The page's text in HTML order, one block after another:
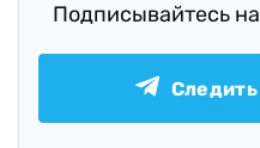
Подписывайтесь